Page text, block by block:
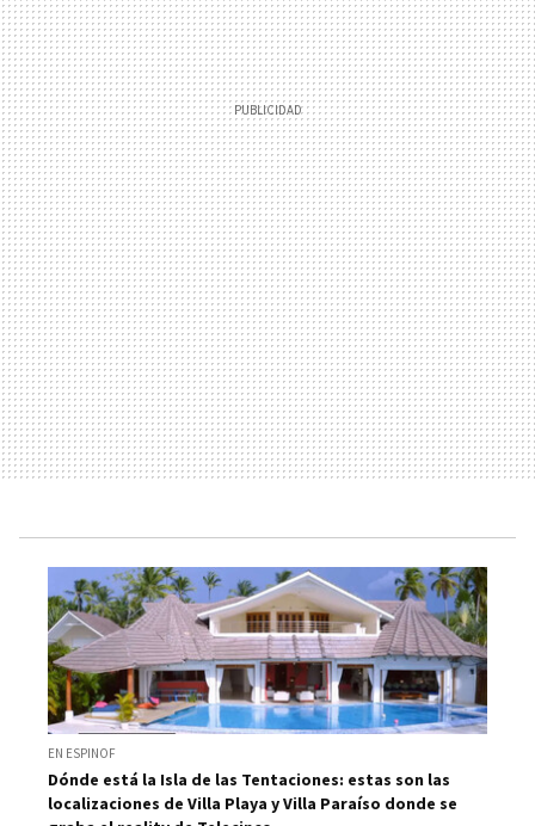
EN ESPINOF
Dónde está la Isla de las Tentaciones: estas son las
localizaciones de Villa Playa y Villa Paraíso donde se